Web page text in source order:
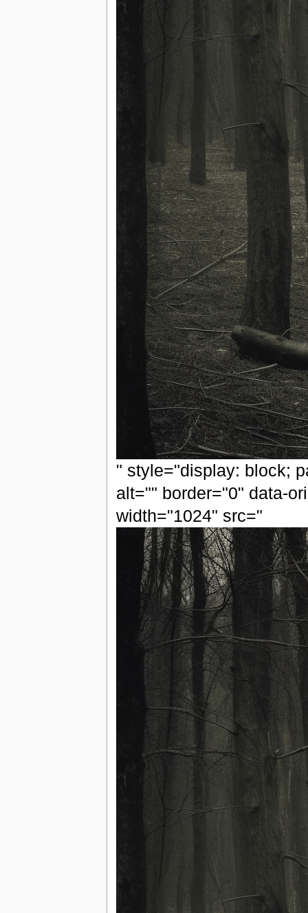
" style="display: block;
alt="" border="0" data-
width="1024" src="